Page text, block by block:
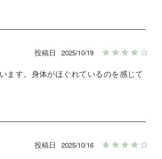
投稿日 2025/10/19
ます。身体がほぐれているのを感じて
投稿日 2025/10/16